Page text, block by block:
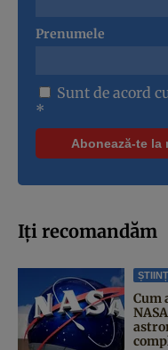
Prenumele
Sunt de acord
*
Iți recomandăm
Cum